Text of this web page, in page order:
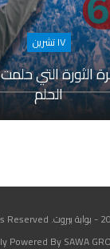
١٧ تشرين
الثورة التي
الحلم
Powered By SAWA